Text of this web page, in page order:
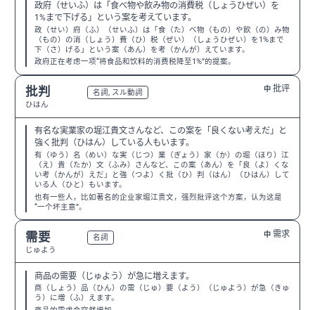
政府（せいふ）は「食べ物や飲み物の消費税（しょうひぜい）を
1%まで下げる」という案を考えています。
政（せい）府（ふ）（せいふ）は「食（た）べ物（もの）や飲（の）み物
（もの）の消（しょう）費（ひ）税（ぜい）（しょうひぜい）を1%まで
下（さ）げる」という案（あん）を考（かんが）えています。
政府正在考虑一项“将食品和饮料的消费税降至1%”的提案。
批判
ひはん
名詞, スル動詞 中 批评
有名な実業家の堀江貴文さんなど、この案を「良くない考えだ」と
強く批判（ひはん）している人もいます。
有（ゆう）名（めい）な実（じつ）業（ぎょう）家（か）の堀（ほり）江
（え）貴（たか）文（ふみ）さんなど、この案（あん）を「良（よ）くな
い考（かんが）えだ」と強（つよ）く批（ひ）判（はん）（ひはん）して
いる人（ひと）もいます。
也有一些人，比如著名的企业家堀江贵文，强烈批评这个方案，认为这是
“一个坏主意”。
需要
じゅよう
名詞 中 需求
商品の需要（じゅよう）が急に増えます。
商（しょう）品（ひん）の需（じゅ）要（よう）（じゅよう）が急（きゅ
う）に増（ふ）えます。